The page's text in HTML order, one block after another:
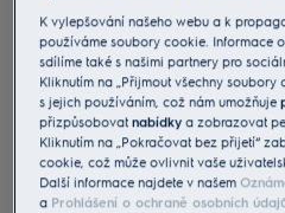
K vylepšování našeho webu a k
používáme soubory cookie. Informace
sdílíme také s našimi partnery pro
Kliknutím na „Přijmout všechny
s jejich používáním, což nám umožňuje
přizpůsobovatnabídky a zobrazovat
Kliknutím na „Pokračovat bez přijetí“
cookie, což může ovlivnit vaše
Další informace najdete v našem
a Prohlášení o ochraně osobních